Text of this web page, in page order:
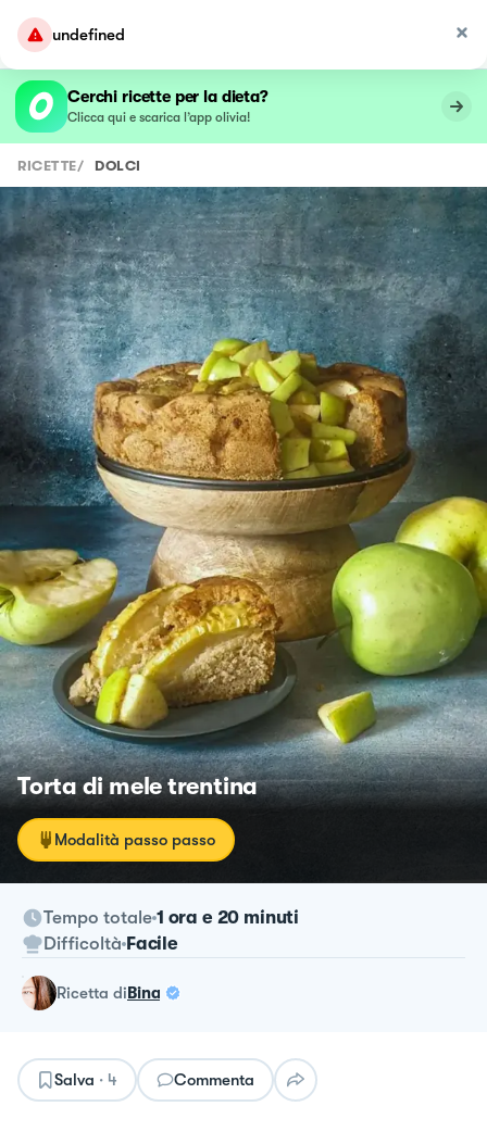
undefined
Cerchi ricette per la dieta?
Clicca qui e scarica l’app olivia!
RICETTE/ DOLCI
Torta di mele trentina
Modalità passo passo
Tempo totale 1 ora e 20 minuti
Difficoltà Facile
ricetta diBina
Salva · 4 Commenta